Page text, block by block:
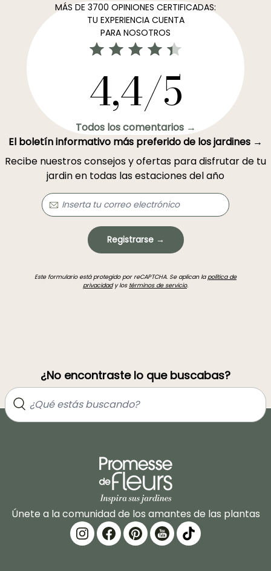
MÁS DE 3700 OPINIONES CERTIFICADAS:
TU EXPERIENCIA CUENTA
PARA NOSOTROS
4,4/5
Todos los comentarios →
El boletín informativo más preferido de los jardines →
Recibe nuestros consejos y ofertas para disfrutar de tu
jardin en todas las estaciones del año
Registrarse →
Este formulario está protegido por reCAPTCHA. Se aplican la política de
privacidady los términos de servicio.
¿No encontraste lo que buscabas?
Únete a la comunidad de los amantes de las plantas